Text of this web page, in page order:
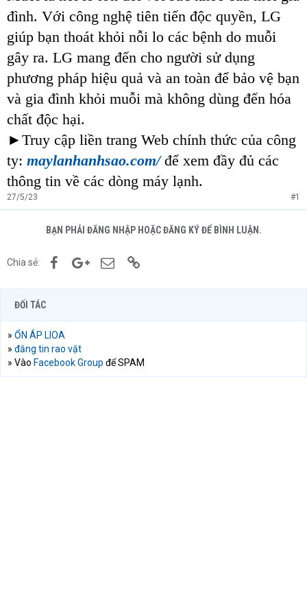
đình. Với công nghệ tiên tiến độc quyền, LG
giúp bạn thoát khỏi nỗi lo các bệnh do muỗi
gây ra. LG mang đến cho người sử dụng
phương pháp hiệu quả và an toàn để bảo vệ bạn
và gia đình khỏi muỗi mà không dùng đến hóa
chất độc hại.
►Truy cập liền trang Web chính thức của công
ty: maylanhanhsao.com/để xem đầy đủ các
thông tin về các dòng máy lạnh.
27/5/23 #1
BẠN PHẢI ĐĂNG NHẬP HOẶC ĐĂNG KÝ ĐỂ BÌNH LUẬN.
Chia sẻ: FacebookGoogle+Email
ĐỐI TÁC
» ỔN ÁP LIOA
» đăng tin rao vặt
» Vào Facebook Group để SPAM